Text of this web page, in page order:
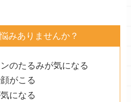
みありませんか？
のたるみが気になる
がこる
になる